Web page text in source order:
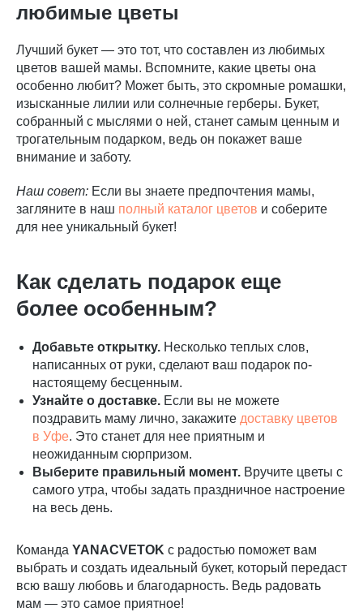
любимые цветы
Лучший букет — это тот, что составлен из любимых
цветов вашей мамы. Вспомните, какие цветы она
особенно любит? Может быть, это скромные ромашки,
изысканные лилии или солнечные герберы. Букет,
собранный с мыслями о ней, станет самым ценным и
трогательным подарком, ведь он покажет ваше
внимание и заботу.
Наш совет: Если вы знаете предпочтения мамы,
загляните в наш полный каталог цветов и соберите
для нее уникальный букет!
Как сделать подарок еще
более особенным?
Добавьте открытку. Несколько теплых слов,
написанных от руки, сделают ваш подарок по-
настоящему бесценным.
Узнайте о доставке. Если вы не можете
поздравить маму лично, закажите доставку цветов
в Уфе. Это станет для нее приятным и
неожиданным сюрпризом.
Выберите правильный момент. Вручите цветы с
самого утра, чтобы задать праздничное настроение
на весь день.
Команда YANACVETOK с радостью поможет вам
выбрать и создать идеальный букет, который передаст
всю вашу любовь и благодарность. Ведь радовать
мам — это самое приятное!